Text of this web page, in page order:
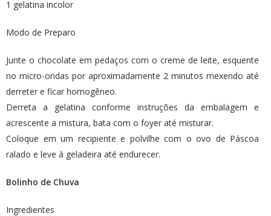
1 gelatina incolor
Modo de Preparo
Junte o chocolate em pedaços com o creme de leite, esquente
no micro-ondas por aproximadamente 2 minutos mexendo até
derreter e ficar homogêneo.
Derreta a gelatina conforme instruções da embalagem e
acrescente a mistura, bata com o foyer até misturar.
Coloque em um recipiente e polvilhe com o ovo de Páscoa
ralado e leve à geladeira até endurecer.
Bolinho de Chuva
Ingredientes